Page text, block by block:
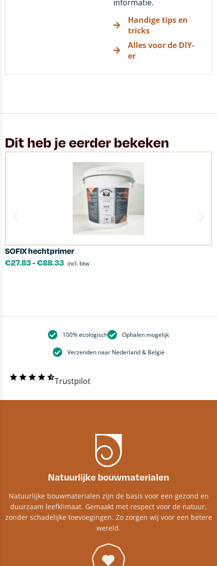
informatie.
Handige tips en
tricks
Alles voor de DIY-
er
Dit heb je eerder bekeken
SOFIX hechtprimer
€27.83-€88.33 incl. btw
100% ecologisch Ophalen mogelijk
Verzenden naar Nederland & België
Trustpilot
Natuurlijke bouwmaterialen
Natuurlijke bouwmaterialen zijn de basis voor een gezond en
duurzaam leefklimaat. Gemaakt met respect voor de natuur,
zonder schadelijke toevoegingen. Zo zorgen wij voor een betere
wereld.